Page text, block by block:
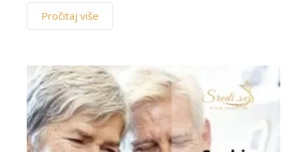
Pročitaj više